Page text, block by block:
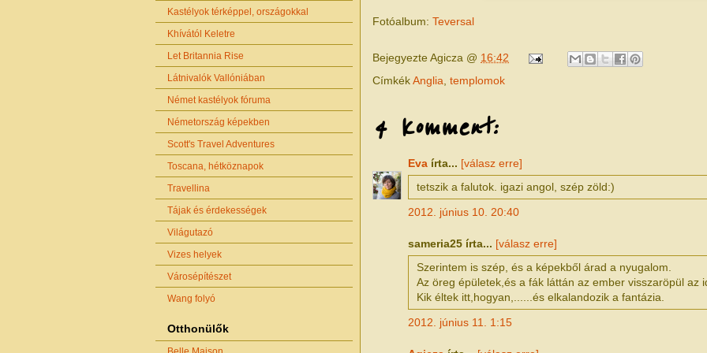
Fotóalbum: Teversal
BejegyezteAgicza @ 16:42
CímkékAnglia templomok
4 komment:
Eva írta... [válasz erre]
tetszik a falutok. igazi angol, szép zöld:)
2012. június 10. 20:40
sameria25 írta... [válasz erre]
Szerintem is szép, és a képekből árad a nyugalom.
Az öreg épületek,és a fák láttán az ember visszaröpül az
Kik éltek itt,hogyan,......és elkalandozik a fantázia.
2012. június 11. 1:15
Kastélyok térképpel, országokkal
Khívától Keletre
Let Britannia Rise
Látnivalók Vallóniában
Német kastélyok fóruma
Németország képekben
Scott's Travel Adventures
Toscana, hétköznapok
Travellina
Tájak és érdekességek
Világutazó
Vizes helyek
Városépítészet
Wang folyó
Otthonülők